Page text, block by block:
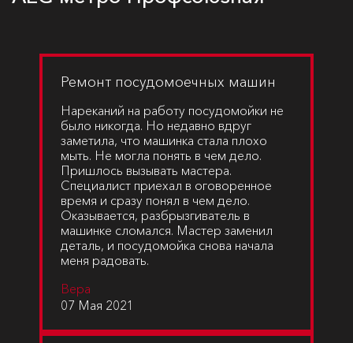
Ремонт посудомоечных машин
Нареканий на работу посудомойки не
было никогда. Но недавно вдруг
заметила, что машинка стала плохо
мыть. Не могла понять в чем дело.
Пришлось вызывать мастера.
Специалист приехал в оговоренное
время и сразу понял в чем дело.
Оказывается, разбрызгиватель в
машинке сломался. Мастер заменил
деталь, и посудомойка снова начала
меня радовать.
Вера
07 Мая 2021